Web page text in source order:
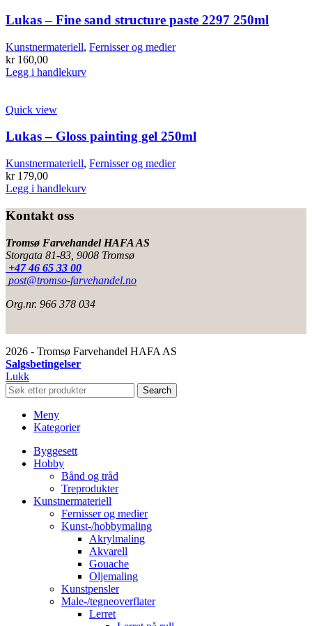
Lukas – Fine sand structure paste 2297 250ml
Kunstnermateriell, Fernisser og medier
kr160,00
Legg i handlekurv
Quick view
Lukas – Gloss painting gel 250ml
Kunstnermateriell, Fernisser og medier
kr179,00
Legg i handlekurv
Kontakt oss
Tromsø Farvehandel HAFA AS
Storgata 81-83, 9008 Tromsø
+47 46 65 33 00
post@tromso-farvehandel.no
Org.nr. 966 378 034
2026 - Tromsø Farvehandel HAFA AS
Salgsbetingelser
Lukk
Search
Meny
Kategorier
Byggesett
Hobby
Bånd og tråd
Treprodukter
Kunstnermateriell
Fernisser og medier
Kunst-/hobbymaling
Akrylmaling
Akvarell
Gouache
Oljemaling
Kunstpensler
Male-/tegneoverflater
Lerret